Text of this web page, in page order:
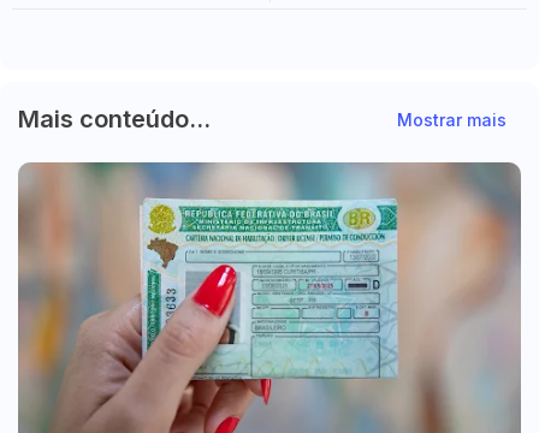
Mais conteúdo... Mostrar mais